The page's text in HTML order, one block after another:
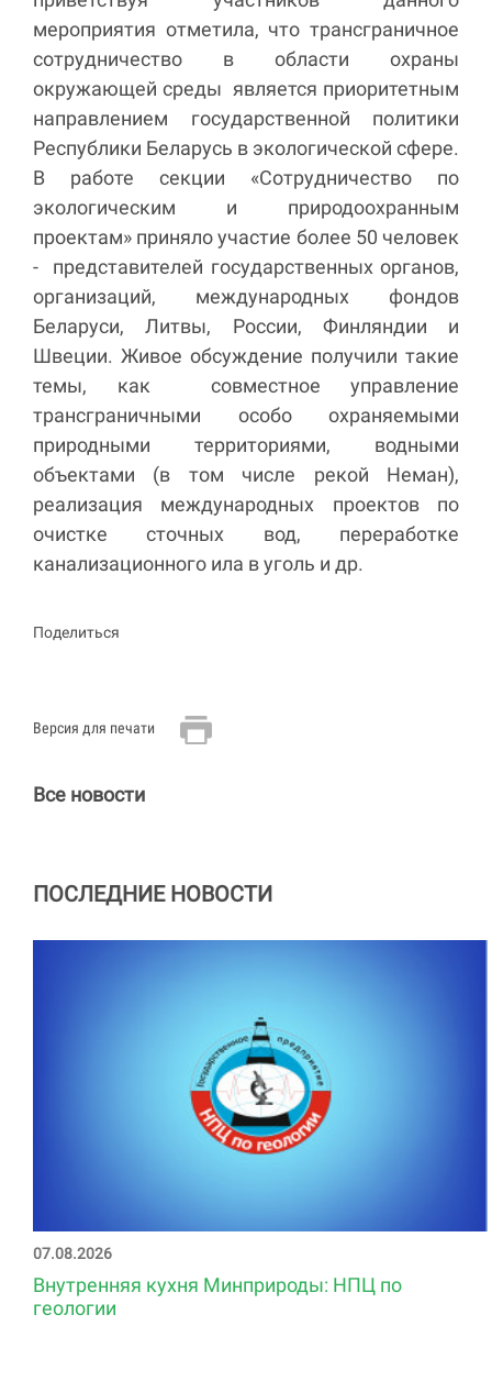
мероприятия отметила, что трансграничное
сотрудничество в области охраны
окружающей среды является приоритетным
направлением государственной политики
Республики Беларусь в экологической сфере.
В работе секции «Сотрудничество по
экологическим и природоохранным
проектам» приняло участие более 50 человек
- представителей государственных органов,
организаций, международных фондов
Беларуси, Литвы, России, Финляндии и
Швеции. Живое обсуждение получили такие
темы, как совместное управление
трансграничными особо охраняемыми
природными территориями, водными
объектами (в том числе рекой Неман),
реализация международных проектов по
очистке сточных вод, переработке
канализационного ила в уголь и др.
Поделиться
Версия для печати
Все новости
ПОСЛЕДНИЕ НОВОСТИ
07.08.2026
Внутренняя кухня Минприроды: НПЦ по
геологии